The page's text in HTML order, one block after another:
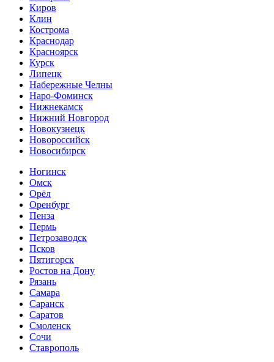
Киров
Клин
Кострома
Краснодар
Красноярск
Курск
Липецк
Набережные Челны
Наро-Фоминск
Нижнекамск
Нижний Новгород
Новокузнецк
Новороссийск
Новосибирск
Ногинск
Омск
Орёл
Оренбург
Пенза
Пермь
Петрозаводск
Псков
Пятигорск
Ростов на Дону
Рязань
Самара
Саранск
Саратов
Смоленск
Сочи
Ставрополь